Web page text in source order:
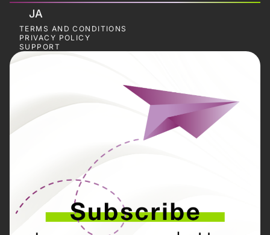
JA
TERMS AND CONDITIONS
PRIVACY POLICY
SUPPORT